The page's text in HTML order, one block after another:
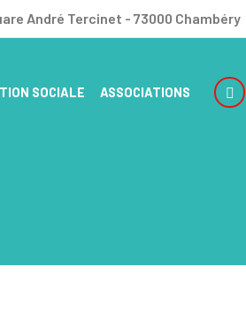
André Tercinet - 73000 Chambéry
SOCIALE ASSOCIATIONS